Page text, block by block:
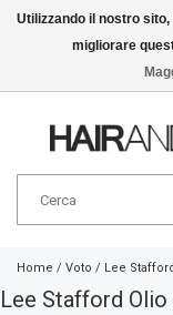
Home / Voto / Lee Stafford
Lee Stafford Olio
Utilizzando il nostro
migliorare